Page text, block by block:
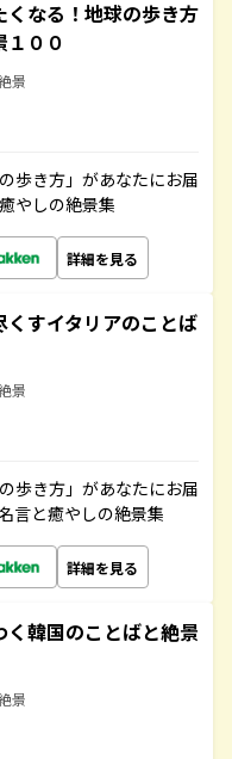
くなる！地球の歩き方
１００
景
歩き方」があなたにお届
やしの絶景集
詳細を見る
すイタリアのことば
景
歩き方」があなたにお届
言と癒やしの絶景集
詳細を見る
韓国のことばと絶景
景